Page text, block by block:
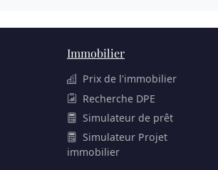
Immobilier
Prix de l'immobilier
Recherche DPE
Simulateur de prêt
Simulateur Projet
immobilier